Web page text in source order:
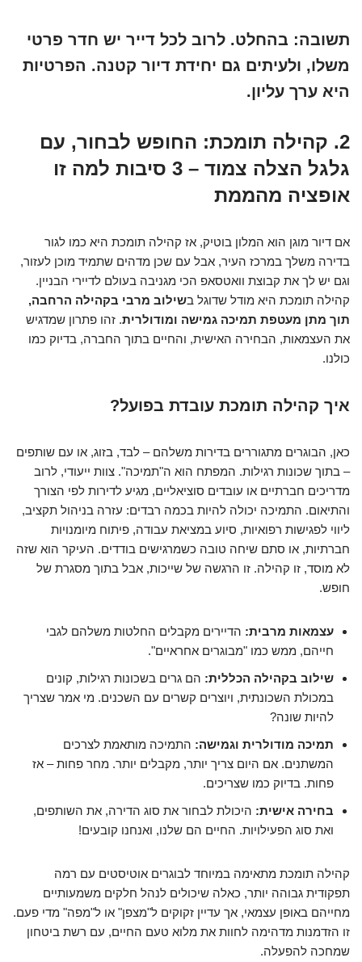
תשובה: בהחלט. לרוב לכל דייר יש חדר פרטי
משלו, ולעיתים גם יחידת דיור קטנה. הפרטיות
היא ערך עליון.
2. קהילה תומכת: החופש לבחור, עם
גלגל הצלה צמוד – 3 סיבות למה זו
אופציה מהממת
אם דיור מוגן הוא המלון בוטיק, אז קהילה תומכת היא כמו לגור
בדירה משלך במרכז העיר, אבל עם שכן מדהים שתמיד מוכן לעזור,
וגם יש לך את קבוצת וואטסאפ הכי מגניבה בעולם לדיירי הבניין.
קהילה תומכת היא מודל שדוגל בשילוב מרבי בקהילה הרחבה,
תוך מתן מעטפת תמיכה גמישה ומודולרית. זהו פתרון שמדגיש
את העצמאות, הבחירה האישית, והחיים בתוך החברה, בדיוק כמו
כולנו.
איך קהילה תומכת עובדת בפועל?
כאן, הבוגרים מתגוררים בדירות משלהם – לבד, בזוג, או עם שותפים
– בתוך שכונות רגילות. המפתח הוא ה"תמיכה". צוות ייעודי, לרוב
מדריכים חברתיים או עובדים סוציאליים, מגיע לדירות לפי הצורך
והתיאום. התמיכה יכולה להיות בכמה רבדים: עזרה בניהול תקציב,
ליווי לפגישות רפואיות, סיוע במציאת עבודה, פיתוח מיומנויות
חברתיות, או סתם שיחה טובה כשמרגישים בודדים. העיקר הוא שזה
לא מוסד, זו קהילה. זו הרגשה של שייכות, אבל בתוך מסגרת של
חופש.
עצמאות מרבית: הדיירים מקבלים החלטות משלהם לגבי
חייהם, ממש כמו "מבוגרים אחראיים".
שילוב בקהילה הכללית: הם גרים בשכונות רגילות, קונים
במכולת השכונתית, ויוצרים קשרים עם השכנים. מי אמר שצריך
להיות שונה?
תמיכה מודולרית וגמישה: התמיכה מותאמת לצרכים
המשתנים. אם היום צריך יותר, מקבלים יותר. מחר פחות – אז
פחות. בדיוק כמו שצריכים.
בחירה אישית: היכולת לבחור את סוג הדירה, את השותפים,
ואת סוג הפעילויות. החיים הם שלנו, ואנחנו קובעים!
קהילה תומכת מתאימה במיוחד לבוגרים אוטיסטים עם רמה
תפקודית גבוהה יותר, כאלה שיכולים לנהל חלקים משמעותיים
מחייהם באופן עצמאי, אך עדיין זקוקים ל"מצפן" או ל"מפה" מדי פעם.
זו הזדמנות מדהימה לחוות את מלוא טעם החיים, עם רשת ביטחון
שמחכה להפעלה.